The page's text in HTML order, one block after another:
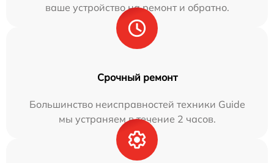
ваше устройство на ремонт и обратно.
Срочный ремонт
Большинство неисправностей техники Guide
мы устраняем в течение 2 часов.